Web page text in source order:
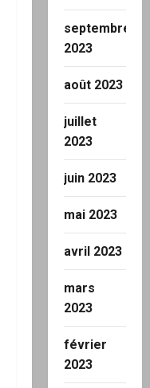
septembre
2023
août 2023
juillet
2023
juin 2023
mai 2023
avril 2023
mars
2023
février
2023